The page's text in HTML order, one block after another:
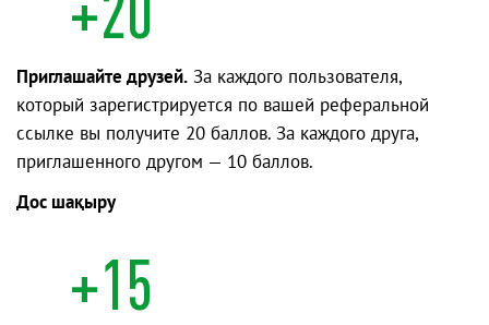
Приглашайте друзей. За каждого пользователя,
который зарегистрируется по вашей реферальной
ссылке вы получите 20 баллов. За каждого друга,
приглашенного другом — 10 баллов.
Дос шақыру
+15